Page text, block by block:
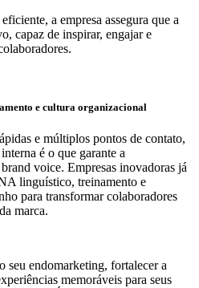
a empresa assegura que a
capaz de inspirar, engajar e
e cultura organizacional
e múltiplos pontos de contato,
é o que garante a
voice. Empresas inovadoras já
linguístico, treinamento e
para transformar colaboradores
marca.
seu endomarketing, fortalecer a
memoráveis para seus